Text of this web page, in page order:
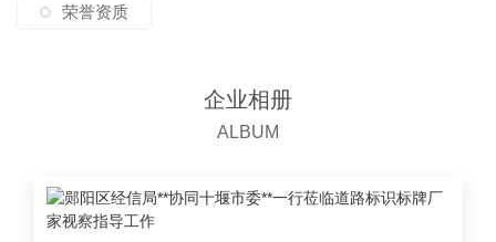
荣誉资质
企业相册
ALBUM